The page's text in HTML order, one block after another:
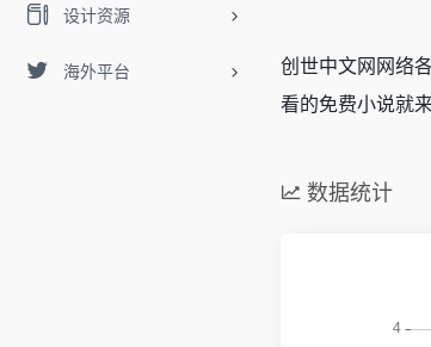
设计资源
海外平台
创世中文网网络
看的免费小说就
数据统计